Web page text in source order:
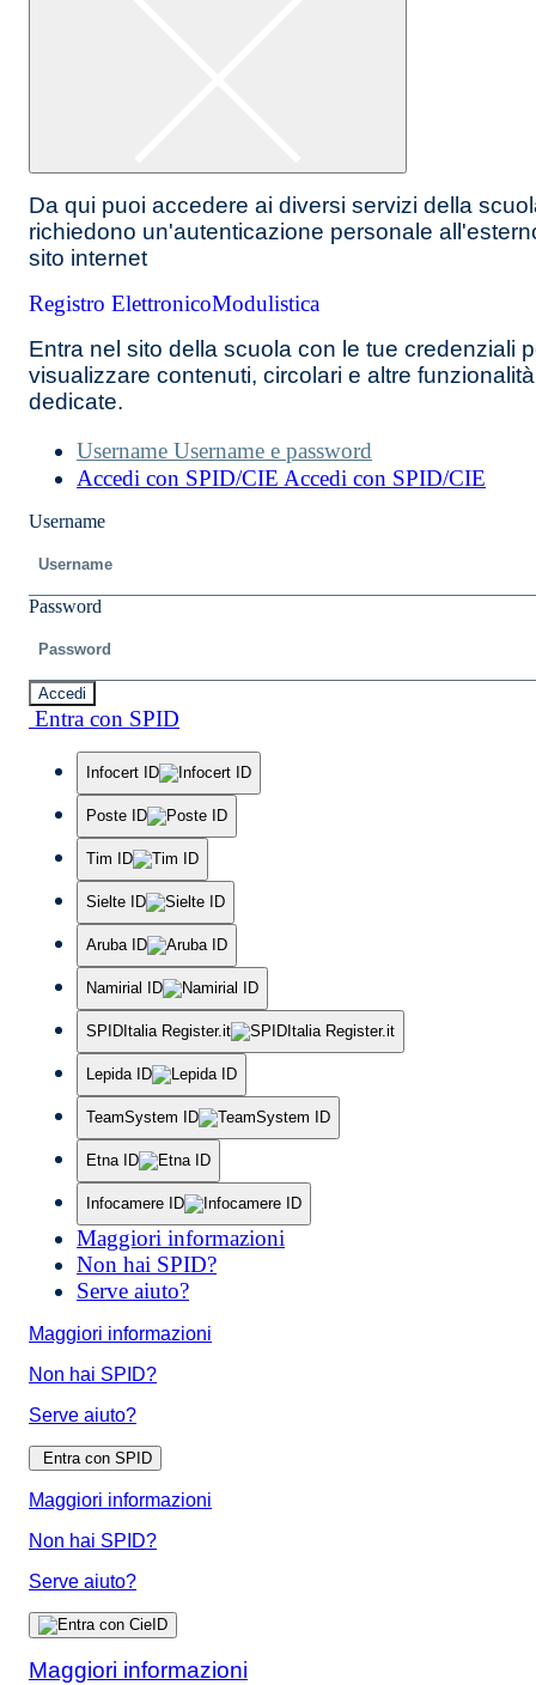
Da qui puoi accedere ai diversi servizi della
richiedono un'autenticazione personale
sito internet
Registro ElettronicoModulistica
Entra nel sito della scuola con le tue credenziali
visualizzare contenuti, circolari e altre
dedicate.
Username Username e password
Accedi con SPID/CIE Accedi con SPID/CIE
Username
Password
Accedi
Entra con SPID
Infocert ID
Poste ID
Tim ID
Sielte ID
Aruba ID
Namirial ID
SPIDItalia Register.it
Lepida ID
TeamSystem ID
Etna ID
Infocamere ID
Maggiori informazioni
Non hai SPID?
Serve aiuto?
Maggiori informazioni
Non hai SPID?
Serve aiuto?
Entra con SPID
Maggiori informazioni
Non hai SPID?
Serve aiuto?
Maggiori informazioni